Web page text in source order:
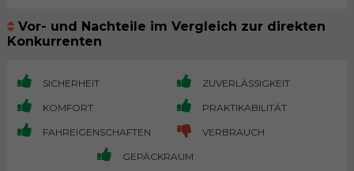
Vor- und Nachteile im Vergleich zur direkten
Konkurrenten
SICHERHEIT ZUVERLÄSSIGKEIT
KOMFORT PRAKTIKABILITÄT
FAHREIGENSCHAFTEN VERBRAUCH
GEPÄCKRAUM